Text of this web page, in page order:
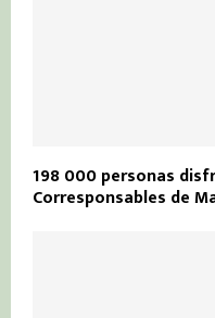
198 000 personas
Corresponsables de